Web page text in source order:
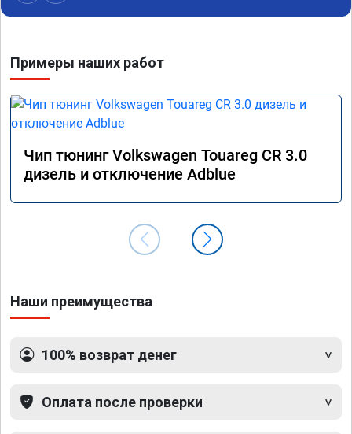
Примеры наших работ
Чип тюнинг Volkswagen Touareg CR 3.0
дизель и отключение Adblue
Наши преимущества
100% возврат денег
Оплата после проверки